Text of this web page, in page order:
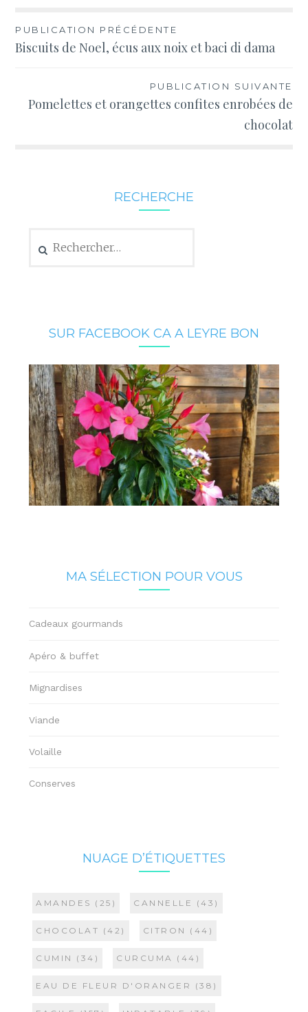
Navigation
de
PUBLICATION PRÉCÉDENTE
Biscuits de Noel, écus aux noix et baci di dama
PUBLICATION SUIVANTE
Pomelettes et orangettes confites enrobées de
chocolat
RECHERCHE
SUR FACEBOOK CA A LEYRE BON
MA SÉLECTION POUR VOUS
Cadeaux gourmands
Apéro & buffet
Mignardises
Viande
Volaille
Conserves
NUAGE D’ÉTIQUETTES
AMANDES (25) CANNELLE (43)
CHOCOLAT (42) CITRON (44)
CUMIN (34) CURCUMA (44)
EAU DE FLEUR D'ORANGER (38)